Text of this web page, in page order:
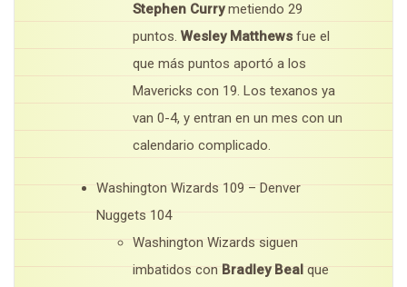
Stephen Currymetiendo 29
puntos. Wesley Matthews fue el
que más puntos aportó a los
Mavericks con 19. Los texanos ya
van 0-4, y entran en un mes con un
calendario complicado.
Washington Wizards 109 – Denver
Nuggets 104
Washington Wizards siguen
imbatidos con Bradley Beal que